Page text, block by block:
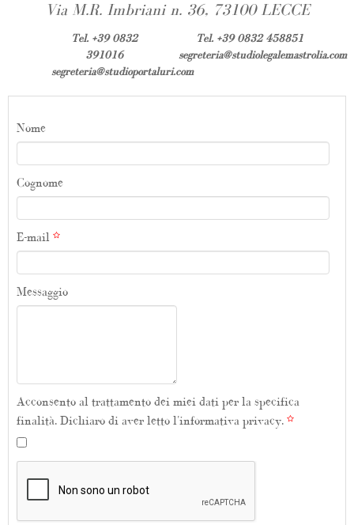
Via M.R. Imbriani n. 36, 73100 LECCE
Tel. +39 0832
391016
segreteria@studioportaluri.com
Tel. +39 0832 458851
segreteria@studiolegalemastrolia.com
Nome
Cognome
E-mail
Messaggio
Acconsento al trattamento dei miei dati per la specifica
finalità. Dichiaro di aver letto l'informativa privacy.